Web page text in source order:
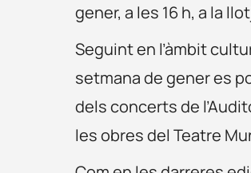
gener, a les 16 h, a la
Seguint en l’àmbit
setmana de gener es
dels concerts de
les obres del Teatre